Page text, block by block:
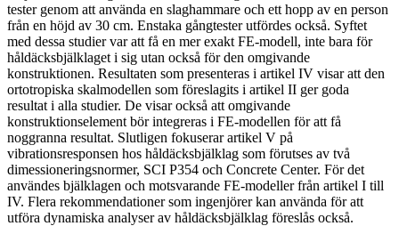
tester genom att använda en slaghammare och ett hopp av en person
från en höjd av 30 cm. Enstaka gångtester utfördes också. Syftet
med dessa studier var att få en mer exakt FE-modell, inte bara för
håldäcksbjälklaget i sig utan också för den omgivande
konstruktionen. Resultaten som presenteras i artikel IV visar att den
ortotropiska skalmodellen som föreslagits i artikel II ger goda
resultat i alla studier. De visar också att omgivande
konstruktionselement bör integreras i FE-modellen för att få
noggranna resultat. Slutligen fokuserar artikel V på
vibrationsresponsen hos håldäcksbjälklag som förutses av två
dimessioneringsnormer, SCI P354 och Concrete Center. För det
användes bjälklagen och motsvarande FE-modeller från artikel I till
IV. Flera rekommendationer som ingenjörer kan använda för att
utföra dynamiska analyser av håldäcksbjälklag föreslås också.